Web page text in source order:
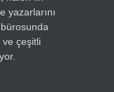
yazarlarını
ve çeşitli